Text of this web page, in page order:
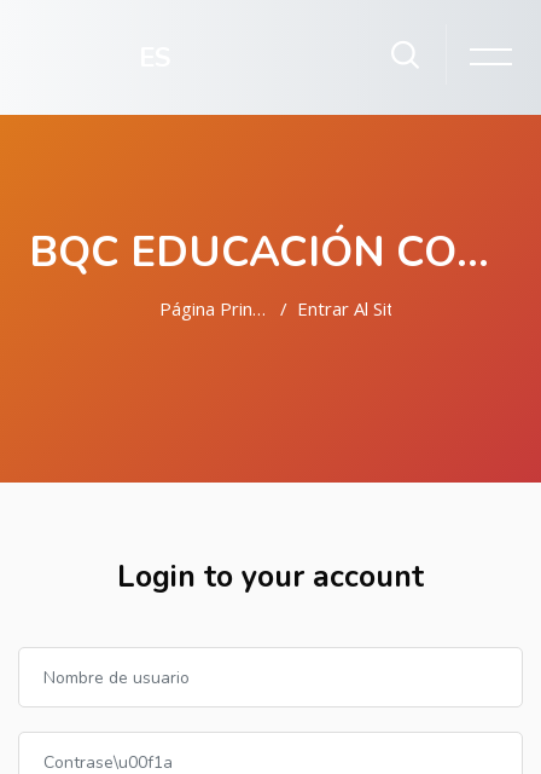
BQC EDUCACIÓN CONTINUA
Página Principal Entrar Al Sitio
Login to your account